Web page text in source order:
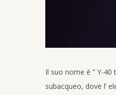
Il suo nome è ” Y-
subacqueo, dove l’